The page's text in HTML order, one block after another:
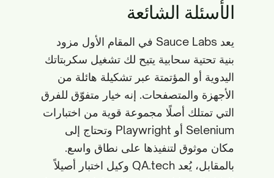
الأسئلة الشائعة
يعد Sauce Labs في المقام الأول مزود
بنية تحتية سحابية يتيح لك تشغيل سكربتاتك
اليدوية أو المؤتمتة عبر تشكيلة هائلة من
الأجهزة والمتصفحات. إنه خيار متفوّق للفرق
التي تمتلك أصلًا مجموعة قوية من اختبارات
Selenium أو Playwright وتحتاج إلى
مكان موثوق لتنفيذها على نطاق واسع.
بالمقابل، يُعد QA.tech وكيل اختبار أصيلاً